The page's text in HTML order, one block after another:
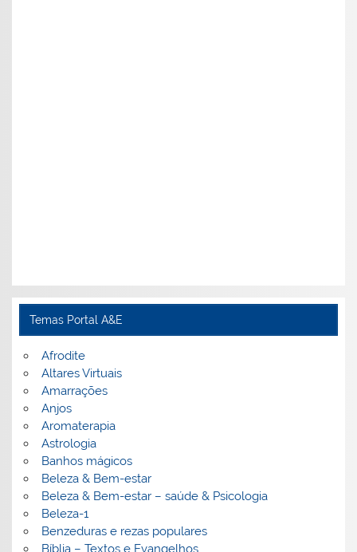
Temas Portal A&E
Afrodite
Altares Virtuais
Amarrações
Anjos
Aromaterapia
Astrologia
Banhos mágicos
Beleza & Bem-estar
Beleza & Bem-estar – saúde & Psicologia
Beleza-1
Benzeduras e rezas populares
Bíblia – Textos e Evangelhos